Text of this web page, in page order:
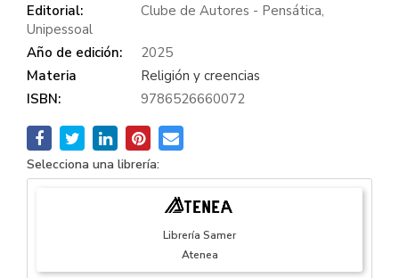
Editorial:
Clube de Autores - Pensática,
Unipessoal
Año de edición:
2025
Materia
Religión y creencias
ISBN:
9786526660072
Selecciona una librería:
Librería Samer
Atenea